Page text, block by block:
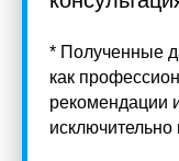
* Полученные
как
рекомендации